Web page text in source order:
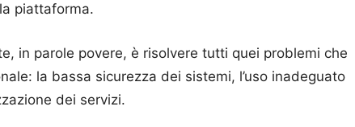
piattaforma.
in parole povere, è risolvere tutti quei problemi che
la bassa sicurezza dei sistemi, l’uso inadeguato
dei servizi.